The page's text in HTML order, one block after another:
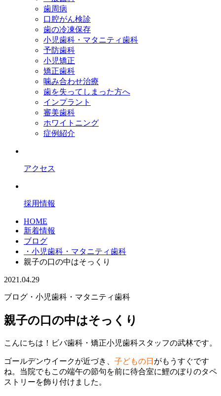
歯周病
口腔がん検診
歯の冷凍保存
小児歯科・マタニティ歯科
予防歯科
小児矯正
矯正歯科
噛み合わせ治療
歯を失ってしまった方へ
インプラント
審美歯科
ホワイトニング
症例紹介
アクセス
採用情報
HOME
新着情報
ブログ
・小児歯科・マタニティ歯科
親子の口の中はそっくり
2021.04.29
ブログ ・小児歯科・マタニティ歯科
親子の口の中はそっくり
こんにちは！ビバ歯科・矯正小児歯科スタッフの武林です。
ゴールデンウイークが近づき、 子どもの日 がもうすぐです
ね。当院でもこの端午の節句を前に待合室に鯉のぼりのタペ
ストリーを飾り付けました。